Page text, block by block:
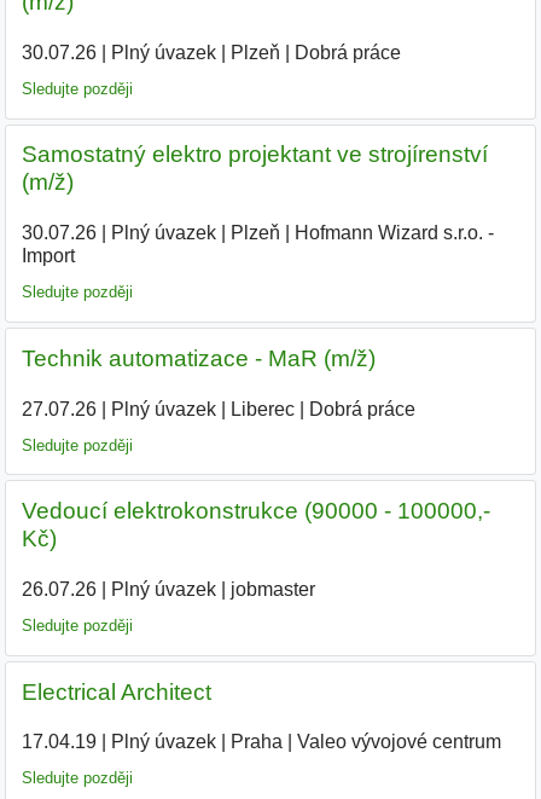
30.07.26| Plný úvazek| Plzeň Dobrá práce
Sledujte později
Samostatný elektro projektant ve strojírenství
(m/ž)
30.07.26| Plný úvazek| Plzeň
Hofmann Wizard s.r.o. -
Import
Sledujte později
Technik automatizace - MaR (m/ž)
27.07.26| Plný úvazek| Liberec| Dobrá práce
Sledujte později
Vedoucí elektrokonstrukce (90000 - 100000,-
Kč)
26.07.26| Plný úvazek| jobmaster
Sledujte později
Electrical Architect
17.04.19| Plný úvazek| Praha Valeo vývojové centrum|
Sledujte později